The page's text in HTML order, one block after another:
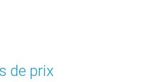
de prix